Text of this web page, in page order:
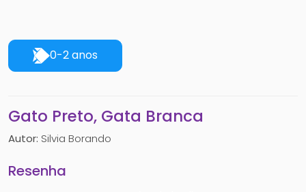
0-2 anos
Gato Preto, Gata Branca
Autor: Silvia Borando
Resenha